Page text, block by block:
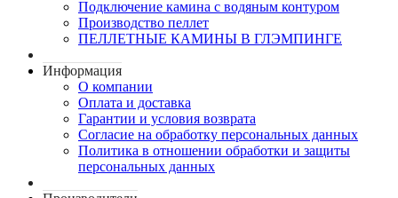
Подключение камина с водяным контуром
Производство пеллет
ПЕЛЛЕТНЫЕ КАМИНЫ В ГЛЭМПИНГЕ
Информация
О компании
Оплата и доставка
Гарантии и условия возврата
Согласие на обработку персональных данных
Политика в отношении обработки и защиты
персональных данных